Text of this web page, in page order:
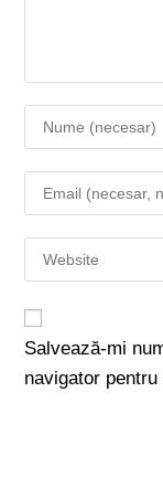
Salvează-mi
navigator